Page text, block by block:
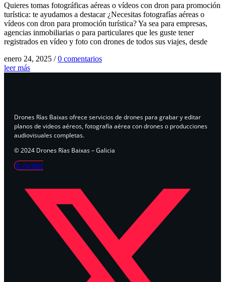
Quieres tomas fotográficas aéreas o vídeos con dron para promoción
turística: te ayudamos a destacar ¿Necesitas fotografías aéreas o
vídeos con dron para promoción turística? Ya sea para empresas,
agencias inmobiliarias o para particulares que les guste tener
registrados en vídeo y foto con drones de todos sus viajes, desde
enero 24, 2025 / 0 comentarios
leer más
Drones Rías Baixas ofrece servicios de drones para grabar y editar
planos de videos aéreos, fotografía aérea con drones o producciones
audiovisuales completas.
© 2024 Drones Rías Baixas – Galicia
X-twitter